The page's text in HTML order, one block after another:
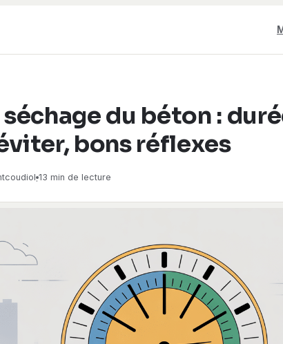
séchage du béton :
bons réflexes
·13 min de lecture